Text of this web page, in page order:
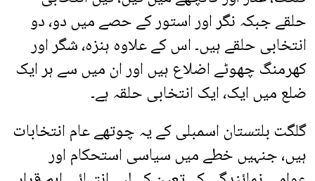
حلقے جبکہ نگر اور استور کے حصے میں دو، دو
انتخابی حلقے ہیں۔ اس کے علاوہ ہنزہ، شگر اور
کھرمنگ چھوٹے اضلاع ہیں اور ان میں سے ہر ایک
ضلع میں ایک، ایک انتخابی حلقہ ہے۔
گلگت بلتستان اسمبلی کے یہ چوتھے عام انتخابات
ہیں، جنہیں خطے میں سیاسی استحکام اور